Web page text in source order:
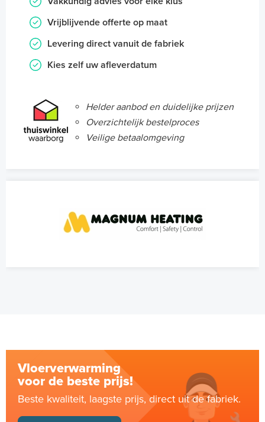
Vrijblijvende offerte op maat
Levering direct vanuit de fabriek
Kies zelf uw afleverdatum
Helder aanbod en duidelijke prijzen
Overzichtelijk bestelproces
Veilige betaalomgeving
Vloerverwarming
voor de beste prijs!
Beste kwaliteit, laagste prijs, direct uit de fabriek.